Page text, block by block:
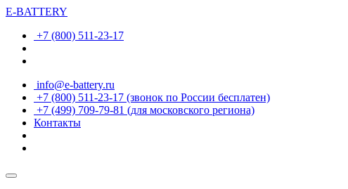
E-BATTERY
+7 (800) 511-23-17
info@e-battery.ru
+7 (800) 511-23-17 (звонок по России бесплатен)
+7 (499) 709-79-81 (для московского региона)
Контакты